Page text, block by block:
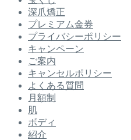
深爪矯正
プレミアム金券
プライバシーポリシー
キャンペーン
ご案内
キャンセルポリシー
よくある質問
月額制
肌
ボディ
紹介